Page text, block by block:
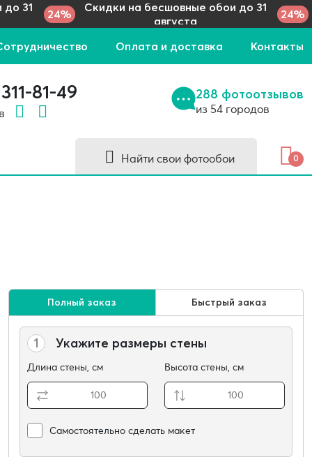
31
24%
Скидки на бесшовные обои до 31
августа
24%
Оплата и доставка Контакты
81-49 288 фотоотзывов
из 54 городов
Найти свои фотообои 0
Полный заказ Быстрый заказ
1 Укажите размеры стены
Длина стены, см Высота стены, см
Самостоятельно сделать макет